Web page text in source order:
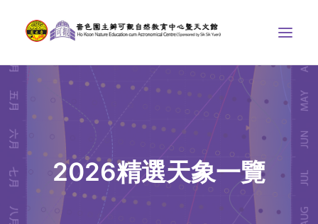
中心介紹
天文館
博物天地
比賽/專題計劃
2026精選天象一覽